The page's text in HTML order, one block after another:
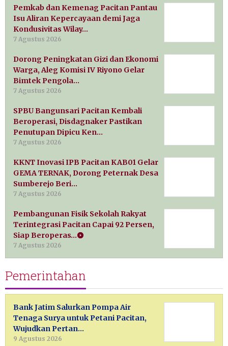
Pemkab dan Kemenag Pacitan Pantau
Isu Aliran Kepercayaan demi Jaga
Kondusivitas Wilay…
7 Agustus 2026
Dorong Peningkatan Gizi dan Ekonomi
Warga, Aleg Komisi IV Riyono Gelar
Bimtek Pengola…
7 Agustus 2026
SPBU Bangunsari Pacitan Kembali
Beroperasi, Disdagnaker Pastikan
Penutupan Dipicu Ken…
7 Agustus 2026
KKNT Inovasi IPB Pacitan KAB01 Gelar
GEMA TERNAK, Dorong Peternak Desa
Sumberejo Beri…
7 Agustus 2026
Pembangunan Fisik Sekolah Rakyat
Terintegrasi Pacitan Capai 92 Persen,
Siap Beroperas…
7 Agustus 2026
Pemerintahan
Bank Jatim Salurkan Pompa Air
Tenaga Surya untuk Petani Pacitan,
Wujudkan Pertan…
9 Agustus 2026